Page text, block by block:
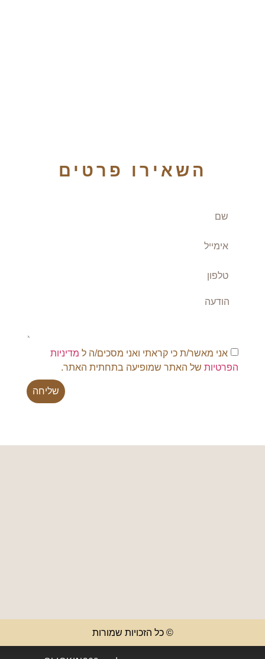
השאירו פרטים
אני מאשר/ת כי קראתי ואני מסכים/ה ל מדיניות
הפרטיותשל האתר שמופיעה בתחתית האתר.
שליחה
© כל הזכויות שמורות